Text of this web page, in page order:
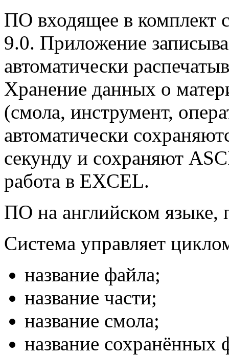
ПО входящее в комплект
9.0. Приложение
автоматически
Хранение данных о
(смола, инструмент,
автоматически
секунду и сохраняют
работа в EXCEL.
ПО на английском языке,
Система управляет
название файла;
название части;
название смола;
название сохранённых